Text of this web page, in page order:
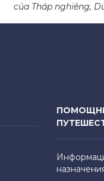
của Tháp nghiêng,